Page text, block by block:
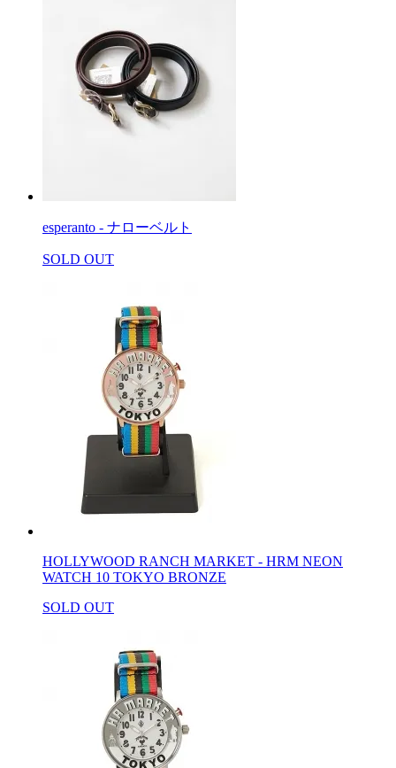
esperanto - ナローベルト
SOLD OUT
HOLLYWOOD RANCH MARKET - HRM NEON
WATCH 10 TOKYO BRONZE
SOLD OUT